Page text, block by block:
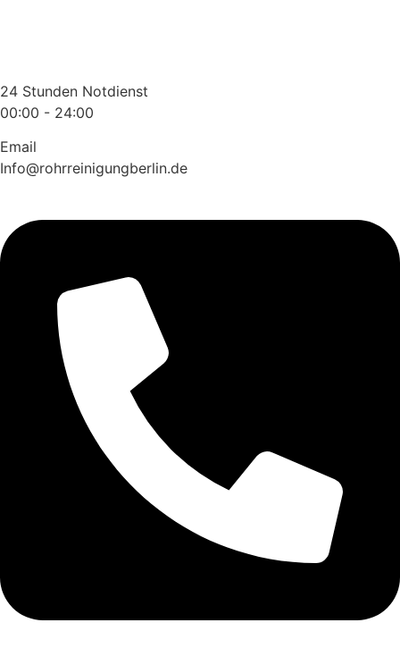
24 Stunden Notdienst
00:00 - 24:00
Email
Info@rohrreinigungberlin.de